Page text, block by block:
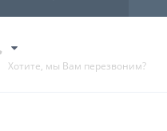
Хотите, мы Вам перезвоним?